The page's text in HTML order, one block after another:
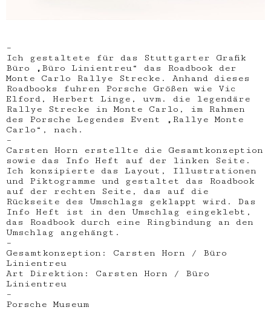
–
Ich gestaltete für das Stuttgarter Grafik
Büro „Büro Linientreu“ das Roadbook der
Monte Carlo Rallye Strecke. Anhand dieses
Roadbooks fuhren Porsche Größen wie Vic
Elford, Herbert Linge, uvm. die legendäre
Rallye Strecke in Monte Carlo, im Rahmen
des Porsche Legendes Event „Rallye Monte
Carlo“, nach.
–
Carsten Horn erstellte die Gesamtkonzeption
sowie das Info Heft auf der linken Seite.
Ich konzipierte das Layout, Illustrationen
und Piktogramme und gestaltet das Roadbook
auf der rechten Seite, das auf die
Rückseite des Umschlags geklappt wird. Das
Info Heft ist in den Umschlag eingeklebt,
das Roadbook durch eine Ringbindung an den
Umschlag angehängt.
–
Gesamtkonzeption: Carsten Horn / Büro
Linientreu
Art Direktion: Carsten Horn / Büro
Linientreu
–
Porsche Museum